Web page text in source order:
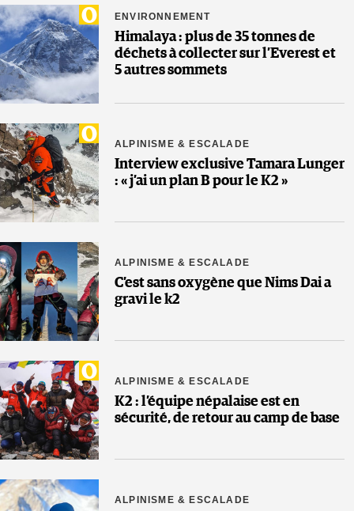
ENVIRONNEMENT
Himalaya : plus de 35 tonnes de
déchets à collecter sur l’Everest et
5 autres sommets
ALPINISME & ESCALADE
Interview exclusive Tamara Lunger
: « j’ai un plan B pour le K2 »
ALPINISME & ESCALADE
C’est sans oxygène que Nims Dai a
gravi le k2
ALPINISME & ESCALADE
K2 : l’équipe népalaise est en
sécurité, de retour au camp de base
ALPINISME & ESCALADE